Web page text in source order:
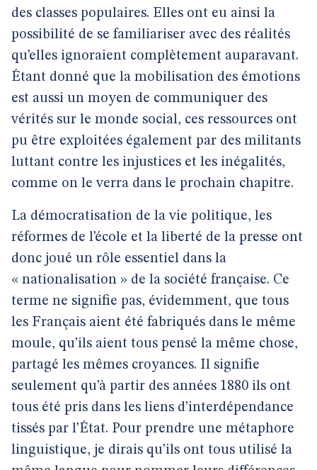
des classes populaires. Elles ont eu ainsi la
possibilité de se familiariser avec des réalités
qu’elles ignoraient complètement auparavant.
Étant donné que la mobilisation des émotions
est aussi un moyen de communiquer des
vérités sur le monde social, ces ressources ont
pu être exploitées également par des militants
luttant contre les injustices et les inégalités,
comme on le verra dans le prochain chapitre.
La démocratisation de la vie politique, les
réformes de l’école et la liberté de la presse ont
donc joué un rôle essentiel dans la
« nationalisation » de la société française. Ce
terme ne signifie pas, évidemment, que tous
les Français aient été fabriqués dans le même
moule, qu’ils aient tous pensé la même chose,
partagé les mêmes croyances. Il signifie
seulement qu’à partir des années 1880 ils ont
tous été pris dans les liens d’interdépendance
tissés par l’État. Pour prendre une métaphore
linguistique, je dirais qu’ils ont tous utilisé la